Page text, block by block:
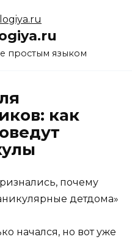
простым языком
как
почему
детдома»
начался, но вот уже